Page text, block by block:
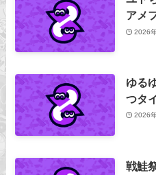
アメ
2026
ゆる
つタ
2026
戦鮭